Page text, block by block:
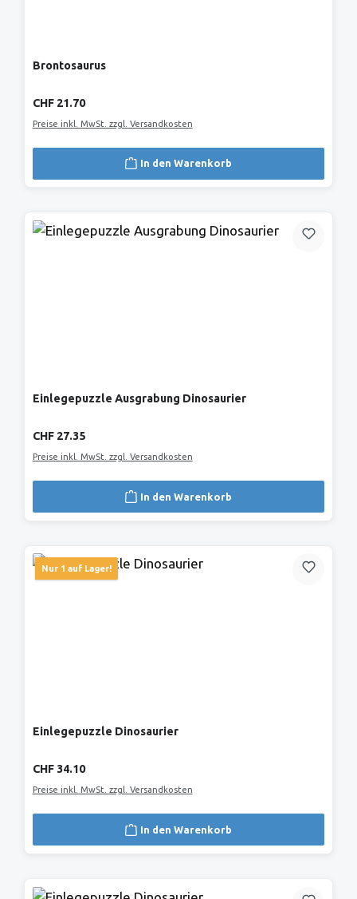
Brontosaurus
Regulärer Preis:
CHF 21.70
Preise inkl. MwSt. zzgl. Versandkosten
In den Warenkorb
Einlegepuzzle Ausgrabung Dinosaurier
Regulärer Preis:
CHF 27.35
Preise inkl. MwSt. zzgl. Versandkosten
In den Warenkorb
Nur 1 auf Lager!
Einlegepuzzle Dinosaurier
Regulärer Preis:
CHF 34.10
Preise inkl. MwSt. zzgl. Versandkosten
In den Warenkorb